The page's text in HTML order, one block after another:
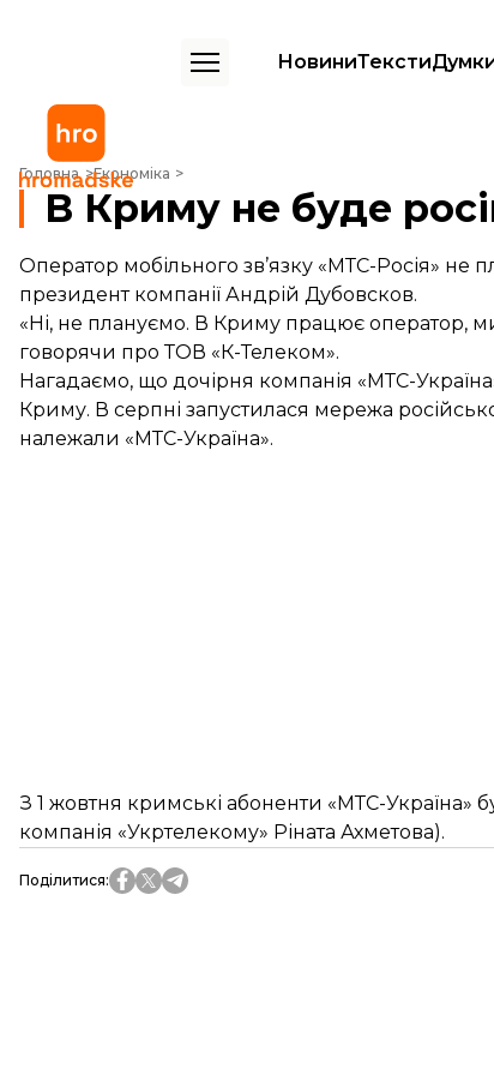
НовиниТексти
Головна Економіка
В Криму не буде російського МТС – заява
В Криму не буде
Оператор мобільного зв’язку «МТС-Росія»
президент компанії Андрій Дубовсков.
«Ні, не плануємо. В Криму працює оператор,
говорячи про ТОВ «К-Телеком».
Нагадаємо, що дочірня компанія «МТС-
Криму. В серпні запустилася мережа
належали «МТС-Україна».
З 1 жовтня кримські абоненти «МТС-Україна»
компанія «Укртелекому» Ріната Ахметова).
Поділитися: